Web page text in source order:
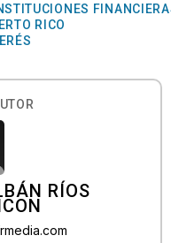
RICO
RÍOS